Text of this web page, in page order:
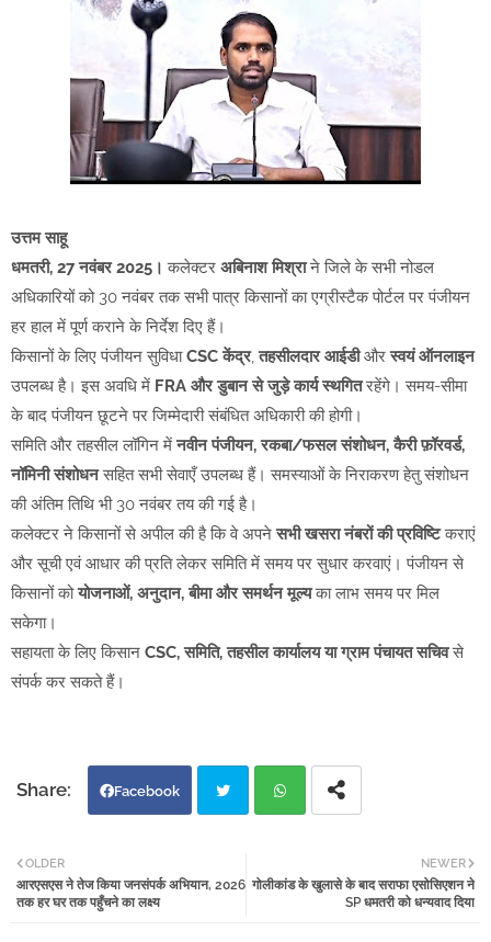
उत्तम साहू
धमतरी, 27 नवंबर 2025।कलेक्टर अबिनाश मिश्राने जिले के सभी नोडल
अधिकारियों को 30 नवंबर तक सभी पात्र किसानों का एग्रीस्टैक पोर्टल पर पंजीयन
हर हाल में पूर्ण कराने के निर्देश दिए हैं।
किसानों के लिए पंजीयन सुविधाCSC केंद्र,तहसीलदार आईडीऔरस्वयं ऑनलाइन
उपलब्ध है। इस अवधि में FRA और डुबान से जुड़े कार्य स्थगितरहेंगे। समय-सीमा
के बाद पंजीयन छूटने पर जिम्मेदारी संबंधित अधिकारी की होगी।
समिति और तहसील लॉगिन मेंनवीन पंजीयन, रकबा/फसल संशोधन, कैरी फ़ॉरवर्ड,
नॉमिनी संशोधनसहित सभी सेवाएँ उपलब्ध हैं। समस्याओं के निराकरण हेतु संशोधन
की अंतिम तिथि भी 30 नवंबर तय की गई है।
कलेक्टर ने किसानों से अपील की है कि वे अपनेसभी खसरा नंबरों की प्रविष्टिकराएं
और सूची एवं आधार की प्रति लेकर समिति में समय पर सुधार करवाएं। पंजीयन से
किसानों कोयोजनाओं, अनुदान, बीमा और समर्थन मूल्यका लाभ समय पर मिल
सकेगा।
सहायता के लिए किसान CSC, समिति, तहसील कार्यालय या ग्राम पंचायत सचिवसे
संपर्क कर सकते हैं।
Facebook
tter atsa
NEWER
गोलीकांड के खुलासे के बाद सराफा एसोसिएशन ने
SP धमतरी को धन्यवाद दिया
OLDER
आरएसएस ने तेज किया जनसंपर्क अभियान, 2026
तक हर घर तक पहुँचने का लक्ष्य